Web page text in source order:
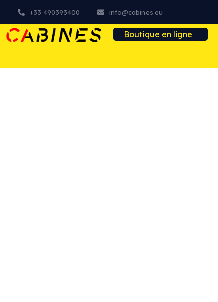
+33 490393400 info@cabines.eu
Boutique en ligne